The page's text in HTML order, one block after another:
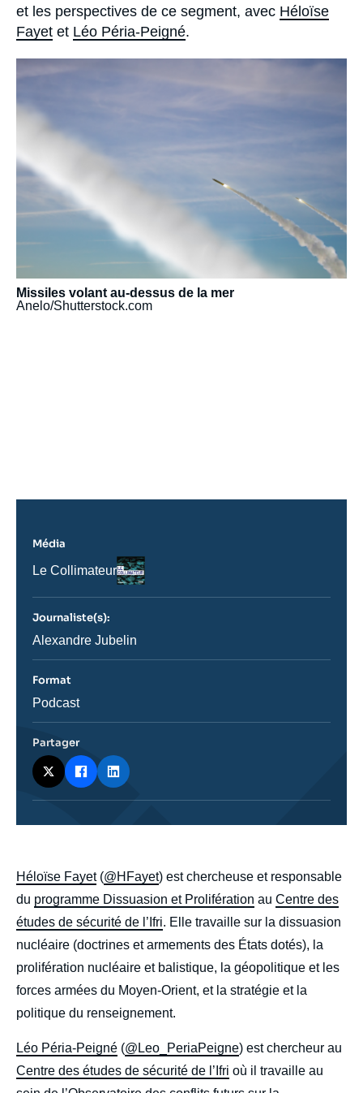
et les perspectives de ce segment, avec Héloïse
Fayet et Léo Péria-Peigné.
Image
principale
Missiles volant au-dessus de la mer
Anelo/Shutterstock.com
body
Héloïse Fayet(@HFayet) est chercheuse et responsable
du programme Dissuasion et Prolifération au Centre des
études de sécurité de l’Ifri. Elle travaille sur la dissuasion
nucléaire (doctrines et armements des États dotés), la
prolifération nucléaire et balistique, la géopolitique et les
forces armées du Moyen-Orient, et la stratégie et la
politique du renseignement.
Léo Péria-Peigné (@Leo_PeriaPeigne) est chercheur au
Centre des études de sécurité de l’Ifri où il travaille au
Média
Nom
journal,
ou
émission
Le Collimateur
Logo
Journaliste(s):
Journaliste
Alexandre Jubelin
Format
Catégorie
Podcast
Partager